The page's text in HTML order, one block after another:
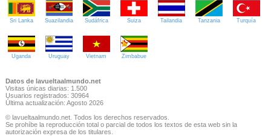
Sri Lanka Suazilandia Sudáfrica Suiza Tailandia Tanzania Turquía
Uganda Uruguay Vietnam Zimbabue
Datos de lavueltaalmundo.net
Visitas únicas diarias: 1.500
Usuarios registrados: 30964
Última actualización: Agosto 2026
© lavueltaalmundo.net. Todos los derechos reservados.
Se prohíbe la reproducción total o parcial de todos los textos de esta web sin la
autorización expresa de los titulares.